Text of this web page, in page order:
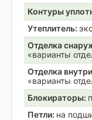
Контуры
Утеплитель:
Отделка
«варианты
Отделка
«варианты
Блокираторы:
Петли: на